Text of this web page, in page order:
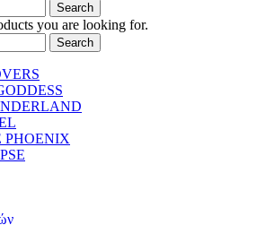
Search
you are looking for.
Search
PHOENIX